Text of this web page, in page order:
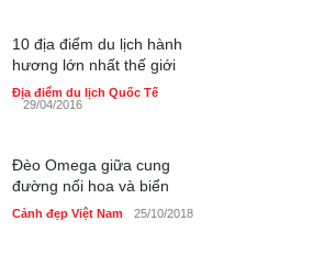
10 địa điểm du lịch hành
hương lớn nhất thế giới
Địa điểm du lịch Quốc Tế
29/04/2016
Đèo Omega giữa cung
đường nối hoa và biển
Cảnh đẹp Việt Nam 25/10/2018